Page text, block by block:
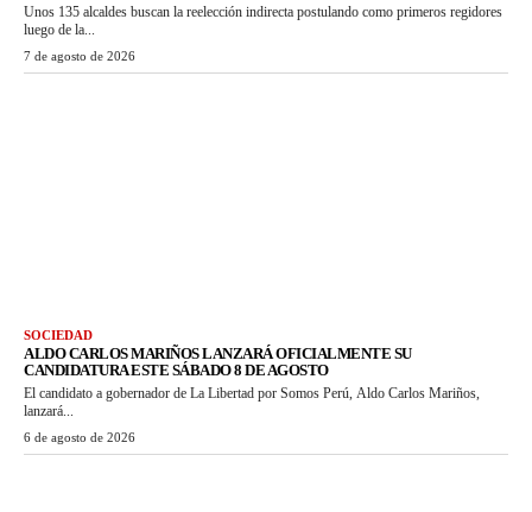
Unos 135 alcaldes buscan la reelección indirecta postulando como primeros regidores
luego de la...
7 de agosto de 2026
SOCIEDAD
ALDO CARLOS MARIÑOS LANZARÁ OFICIALMENTE SU
CANDIDATURA ESTE SÁBADO 8 DE AGOSTO
El candidato a gobernador de La Libertad por Somos Perú, Aldo Carlos Mariños,
lanzará...
6 de agosto de 2026